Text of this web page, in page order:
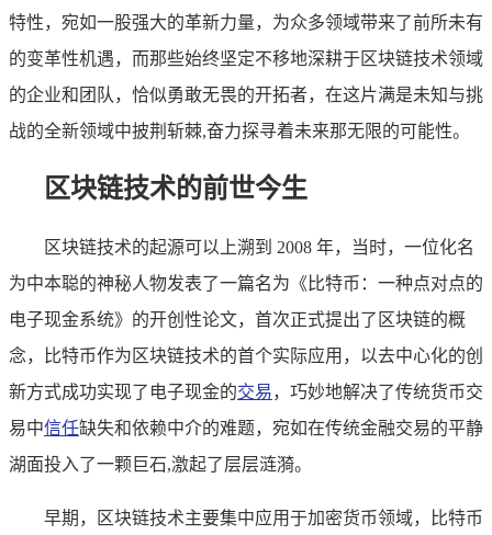
特性，宛如一股强大的革新力量，为众多领域带来了前所未有
的变革性机遇，而那些始终坚定不移地深耕于区块链技术领域
的企业和团队，恰似勇敢无畏的开拓者，在这片满是未知与挑
战的全新领域中披荆斩棘,奋力探寻着未来那无限的可能性。
区块链技术的前世今生
区块链技术的起源可以上溯到 2008 年，当时，一位化名
为中本聪的神秘人物发表了一篇名为《比特币：一种点对点的
电子现金系统》的开创性论文，首次正式提出了区块链的概
念，比特币作为区块链技术的首个实际应用，以去中心化的创
新方式成功实现了电子现金的交易，巧妙地解决了传统货币交
易中信任缺失和依赖中介的难题，宛如在传统金融交易的平静
湖面投入了一颗巨石,激起了层层涟漪。
早期，区块链技术主要集中应用于加密货币领域，比特币